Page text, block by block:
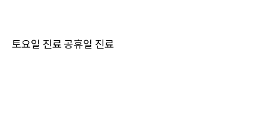
토요일 진료 공휴일 진료